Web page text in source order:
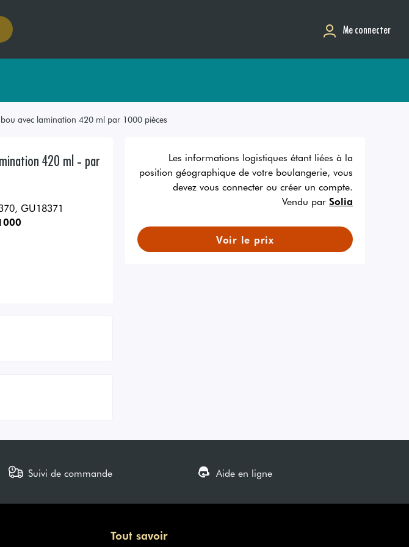
Me connecter
avec lamination 420 ml par 1000 pièces
420 ml - par
GU18371
Les informations logistiques étant liées à la
position géographique de votre boulangerie, vous
devez vous connecter ou créer un compte.
Vendu par Solia
Voir le prix
Suivi de commande Aide en ligne
Tout savoir